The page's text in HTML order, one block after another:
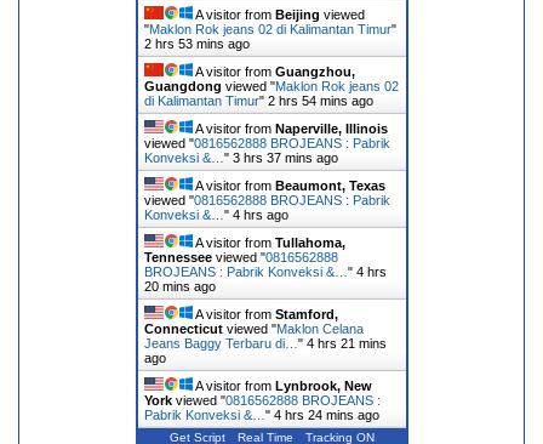
A visitor from Beijing viewed
"Maklon Rok jeans 02 di Kalimantan Timur"
2 hrs 53 mins ago
A visitor from Guangzhou,
Guangdong viewed "Maklon Rok jeans 02
di Kalimantan Timur" 2 hrs 54 mins ago
A visitor from Naperville, Illinois
viewed "0816562888 BROJEANS : Pabrik
Konveksi &… " 3 hrs 37 mins ago
A visitor from Beaumont, Texas
viewed "0816562888 BROJEANS : Pabrik
Konveksi &… " 4 hrs ago
A visitor from Tullahoma,
Tennesseeviewed "0816562888
BROJEANS : Pabrik Konveksi &… " 4 hrs
20 mins ago
A visitor from Stamford,
Connecticutviewed "Maklon Celana
Jeans Baggy Terbaru di… " 4 hrs 21 mins
ago
A visitor from Lynbrook, New
Yorkviewed "0816562888 BROJEANS :
Pabrik Konveksi &… " 4 hrs 24 mins ago
Get Script Real Time Tracking ON